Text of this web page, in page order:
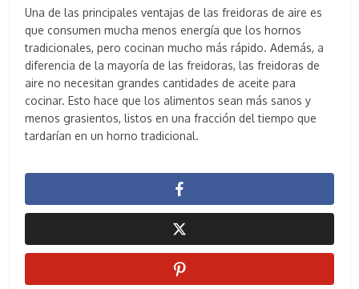
Una de las principales ventajas de las freidoras de aire es
que consumen mucha menos energía que los hornos
tradicionales, pero cocinan mucho más rápido. Además, a
diferencia de la mayoría de las freidoras, las freidoras de
aire no necesitan grandes cantidades de aceite para
cocinar. Esto hace que los alimentos sean más sanos y
menos grasientos, listos en una fracción del tiempo que
tardarían en un horno tradicional.